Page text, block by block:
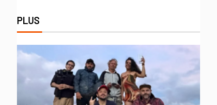
PLUS